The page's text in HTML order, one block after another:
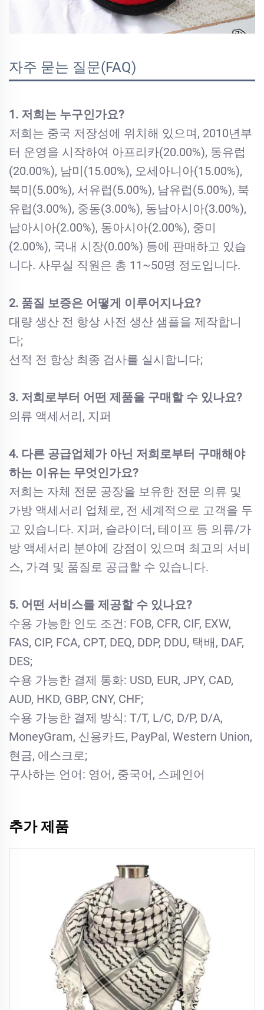
자주 묻는 질문(FAQ)
1. 저희는 누구인가요?
저희는 중국 저장성에 위치해 있으며, 2010년부
터 운영을 시작하여 아프리카(20.00%), 동유럽
(20.00%), 남미(15.00%), 오세아니아(15.00%),
북미(5.00%), 서유럽(5.00%), 남유럽(5.00%), 북
유럽(3.00%), 중동(3.00%), 동남아시아(3.00%),
남아시아(2.00%), 동아시아(2.00%), 중미
(2.00%), 국내 시장(0.00%) 등에 판매하고 있습
니다. 사무실 직원은 총 11~50명 정도입니다.
2. 품질 보증은 어떻게 이루어지나요?
대량 생산 전 항상 사전 생산 샘플을 제작합니
다;
선적 전 항상 최종 검사를 실시합니다;
3. 저희로부터 어떤 제품을 구매할 수 있나요?
의류 액세서리, 지퍼
4. 다른 공급업체가 아닌 저희로부터 구매해야
하는 이유는 무엇인가요?
저희는 자체 전문 공장을 보유한 전문 의류 및
가방 액세서리 업체로, 전 세계적으로 고객을 두
고 있습니다. 지퍼, 슬라이더, 테이프 등 의류/가
방 액세서리 분야에 강점이 있으며 최고의 서비
스, 가격 및 품질로 공급할 수 있습니다.
5. 어떤 서비스를 제공할 수 있나요?
수용 가능한 인도 조건: FOB, CFR, CIF, EXW,
FAS, CIP, FCA, CPT, DEQ, DDP, DDU, 택배, DAF,
DES;
수용 가능한 결제 통화: USD, EUR, JPY, CAD,
AUD, HKD, GBP, CNY, CHF;
수용 가능한 결제 방식: T/T, L/C, D/P, D/A,
MoneyGram, 신용카드, PayPal, Western Union,
현금, 에스크로;
구사하는 언어: 영어, 중국어, 스페인어
추가 제품